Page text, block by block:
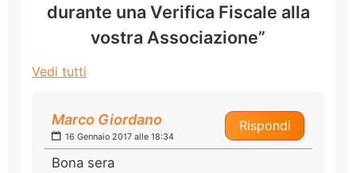
durante una Verifica Fiscale alla
vostra Associazione”
Vedi tutti
Rispondi
Marco Giordano
16 Gennaio 2017 alle 18:34
Bona sera